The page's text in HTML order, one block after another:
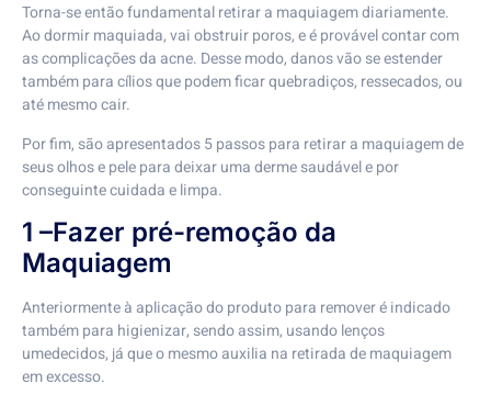
Torna-se então fundamental retirar a maquiagem diariamente.
Ao dormir maquiada, vai obstruir poros, e é provável contar com
as complicações da acne. Desse modo, danos vão se estender
também para cílios que podem ficar quebradiços, ressecados, ou
até mesmo cair.
Por fim, são apresentados 5 passos para retirar a maquiagem de
seus olhos e pele para deixar uma derme saudável e por
conseguinte cuidada e limpa.
1 –Fazer pré-remoção da
Maquiagem
Anteriormente à aplicação do produto para remover é indicado
também para higienizar, sendo assim, usando lenços
umedecidos, já que o mesmo auxilia na retirada de maquiagem
em excesso.